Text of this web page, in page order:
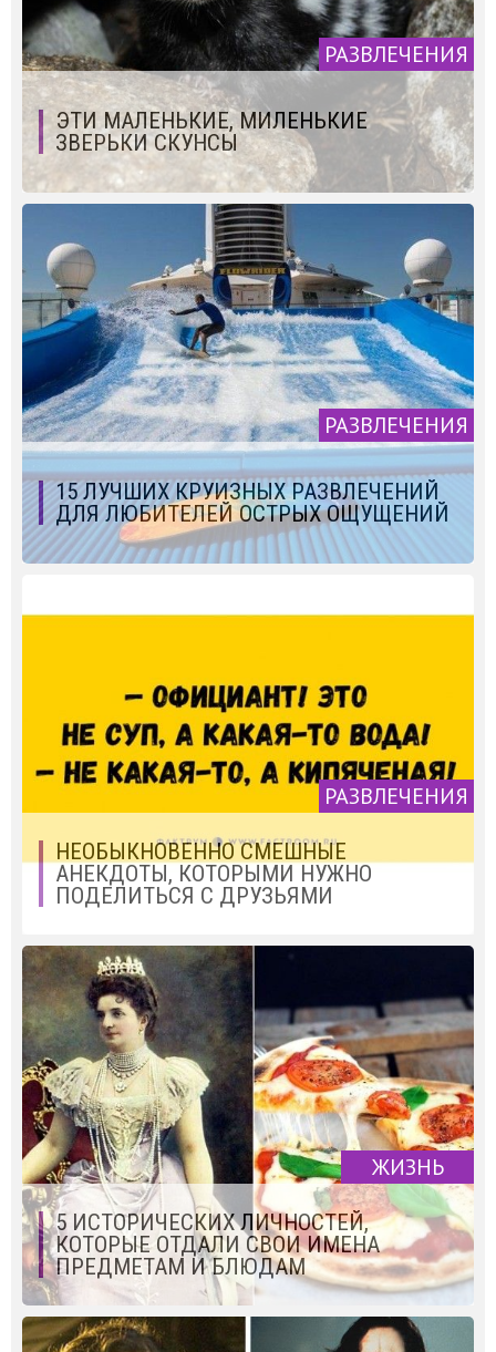
РАЗВЛЕЧЕНИЯ
ЭТИ МАЛЕНЬКИЕ, МИЛЕНЬКИЕ
ЗВЕРЬКИ СКУНСЫ
РАЗВЛЕЧЕНИЯ
15 ЛУЧШИХ КРУИЗНЫХ РАЗВЛЕЧЕНИЙ
ДЛЯ ЛЮБИТЕЛЕЙ ОСТРЫХ ОЩУЩЕНИЙ
РАЗВЛЕЧЕНИЯ
НЕОБЫКНОВЕННО СМЕШНЫЕ
АНЕКДОТЫ, КОТОРЫМИ НУЖНО
ПОДЕЛИТЬСЯ С ДРУЗЬЯМИ
ЖИЗНЬ
5 ИСТОРИЧЕСКИХ ЛИЧНОСТЕЙ,
КОТОРЫЕ ОТДАЛИ СВОИ ИМЕНА
ПРЕДМЕТАМ И БЛЮДАМ